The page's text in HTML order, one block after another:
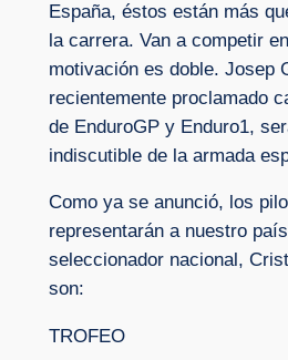
España, éstos están más
la carrera. Van a competir
motivación es doble. Josep
recientemente proclamado
de EnduroGP y Enduro1,
indiscutible de la armada
Como ya se anunció, los
representarán a nuestro
seleccionador nacional,
son:
TROFEO